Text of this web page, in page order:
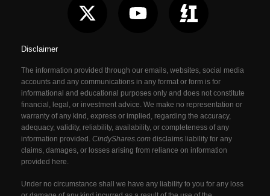
Disclaimer
The information provided through our emails, websites, social media
accounts and any communications in any format or form is for
informational and educational purposes only and does not constitute
financial, legal, or investment advice. We make no representation or
warranty of any kind, express or implied, regarding the accuracy,
adequacy, validity, reliability, availability, or completeness of any
information provided. CindyShares.com disclaims liability for any
claims, damages, or losses arising from reliance on information
provided here.
Under no circumstance shall we have any liability to you for any loss